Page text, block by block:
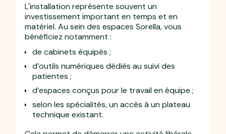
L'installation représente souvent un
investissement important en temps et en
matériel. Au sein des espaces Sorella, vous
bénéficiez notamment :
de cabinets équipés ;
d’outils numériques dédiés au suivi des
patientes ;
d’espaces conçus pour le travail en équipe ;
selon les spécialités, un accès à un plateau
technique existant.